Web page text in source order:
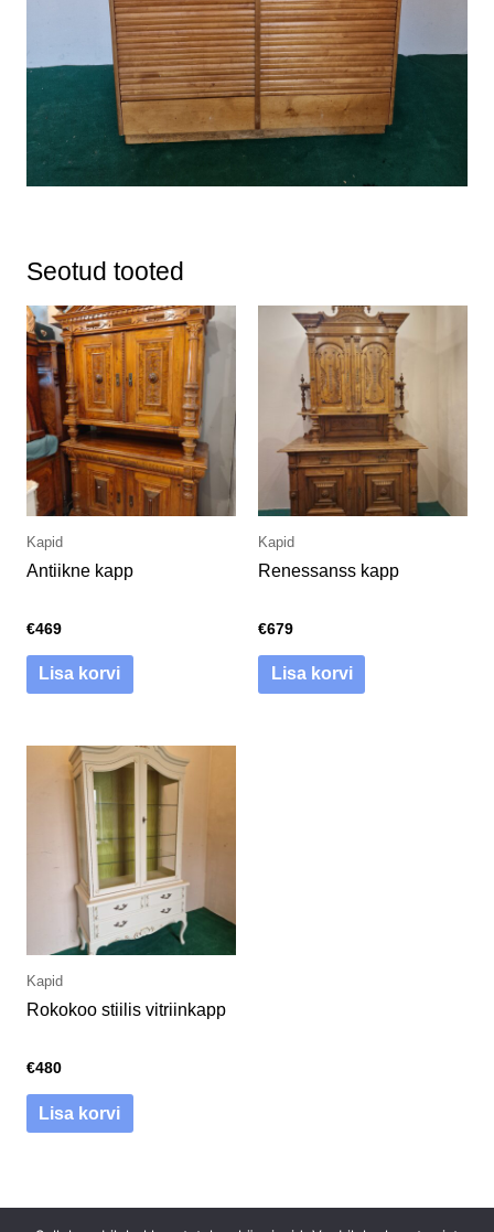
Seotud tooted
Kapid
Antiikne kapp
€469
Lisa korvi
Kapid
Renessanss kapp
€679
Lisa korvi
Kapid
Rokokoo stiilis vitriinkapp
€480
Lisa korvi